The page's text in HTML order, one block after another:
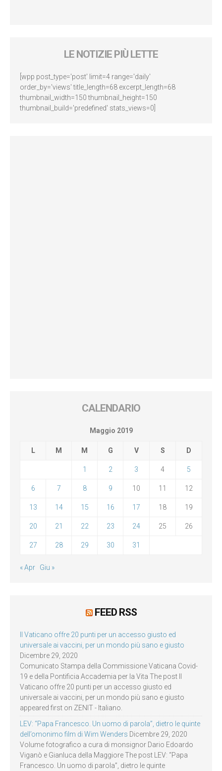
LE NOTIZIE PIÙ LETTE
[wpp post_type='post' limit=4 range='daily'
order_by='views' title_length=68 excerpt_length=68
thumbnail_width=150 thumbnail_height=150
thumbnail_build='predefined' stats_views=0]
CALENDARIO
Maggio 2019
L M M G V S D
1 2 3 4 5
6 7 8 9 10 11 12
13 14 15 16 17 18 19
20 21 22 23 24 25 26
27 28 29 30 31
« Apr Giu »
FEED RSS
Il Vaticano offre 20 punti per un accesso giusto ed
universale ai vaccini, per un mondo più sano e giusto
Dicembre 29, 2020
Comunicato Stampa della Commissione Vaticana Covid-
19 e della Pontificia Accademia per la Vita The post Il
Vaticano offre 20 punti per un accesso giusto ed
universale ai vaccini, per un mondo più sano e giusto
appeared first on ZENIT - Italiano.
LEV: “Papa Francesco. Un uomo di parola”, dietro le quinte
dell’omonimo film di Wim Wenders Dicembre 29, 2020
Volume fotografico a cura di monsignor Dario Edoardo
Viganò e Gianluca della Maggiore The post LEV: “Papa
Francesco. Un uomo di parola”, dietro le quinte